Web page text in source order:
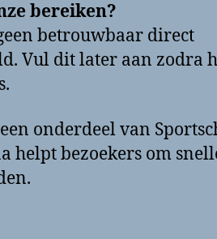
bereiken?
betrouwbaar direct
Vul dit later aan zodra
onderdeel van
helpt bezoekers om